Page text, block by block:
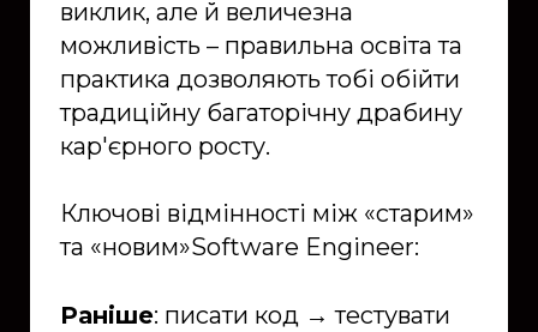
виклик, але й величезна
можливість – правильна освіта та
практика дозволяють тобі обійти
традиційну багаторічну драбину
кар'єрного росту.
Ключові відмінності між «старим»
та «новим»Software Engineer:
Раніше: писати код → тестувати